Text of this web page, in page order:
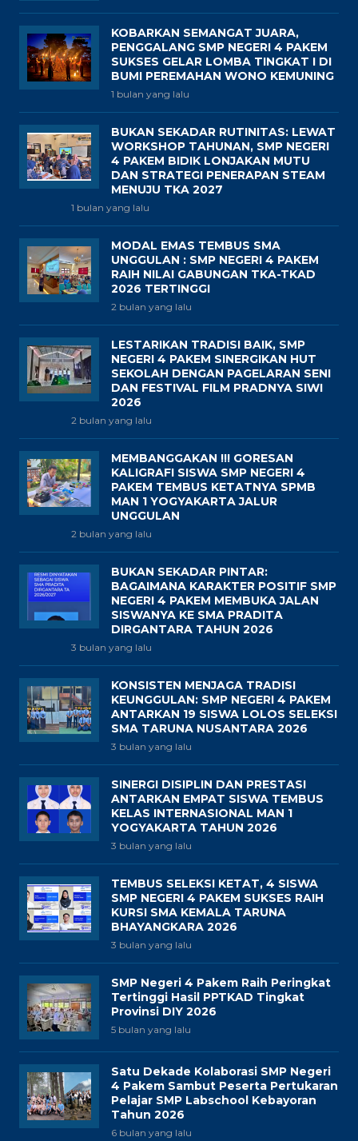
KOBARKAN SEMANGAT JUARA,
PENGGALANG SMP NEGERI 4 PAKEM
SUKSES GELAR LOMBA TINGKAT I DI
BUMI PEREMAHAN WONO KEMUNING
1 bulan yang lalu
BUKAN SEKADAR RUTINITAS: LEWAT
WORKSHOP TAHUNAN, SMP NEGERI
4 PAKEM BIDIK LONJAKAN MUTU
DAN STRATEGI PENERAPAN STEAM
MENUJU TKA 2027
1 bulan yang lalu
MODAL EMAS TEMBUS SMA
UNGGULAN : SMP NEGERI 4 PAKEM
RAIH NILAI GABUNGAN TKA-TKAD
2026 TERTINGGI
2 bulan yang lalu
LESTARIKAN TRADISI BAIK, SMP
NEGERI 4 PAKEM SINERGIKAN HUT
SEKOLAH DENGAN PAGELARAN SENI
DAN FESTIVAL FILM PRADNYA SIWI
2026
2 bulan yang lalu
MEMBANGGAKAN !!! GORESAN
KALIGRAFI SISWA SMP NEGERI 4
PAKEM TEMBUS KETATNYA SPMB
MAN 1 YOGYAKARTA JALUR
UNGGULAN
2 bulan yang lalu
BUKAN SEKADAR PINTAR:
BAGAIMANA KARAKTER POSITIF SMP
NEGERI 4 PAKEM MEMBUKA JALAN
SISWANYA KE SMA PRADITA
DIRGANTARA TAHUN 2026
3 bulan yang lalu
KONSISTEN MENJAGA TRADISI
KEUNGGULAN: SMP NEGERI 4 PAKEM
ANTARKAN 19 SISWA LOLOS SELEKSI
SMA TARUNA NUSANTARA 2026
3 bulan yang lalu
SINERGI DISIPLIN DAN PRESTASI
ANTARKAN EMPAT SISWA TEMBUS
KELAS INTERNASIONAL MAN 1
YOGYAKARTA TAHUN 2026
3 bulan yang lalu
TEMBUS SELEKSI KETAT, 4 SISWA
SMP NEGERI 4 PAKEM SUKSES RAIH
KURSI SMA KEMALA TARUNA
BHAYANGKARA 2026
3 bulan yang lalu
SMP Negeri 4 Pakem Raih Peringkat
Tertinggi Hasil PPTKAD Tingkat
Provinsi DIY 2026
5 bulan yang lalu
Satu Dekade Kolaborasi SMP Negeri
4 Pakem Sambut Peserta Pertukaran
Pelajar SMP Labschool Kebayoran
Tahun 2026
6 bulan yang lalu